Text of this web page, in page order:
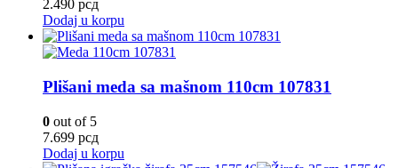
2.490 рсд
Dodaj u korpu
Plišani meda sa mašnom 110cm 107831
0 out of 5
7.699 рсд
Dodaj u korpu